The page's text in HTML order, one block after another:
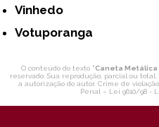
Vinhedo
Votuporanga
O conteúdo do texto "Caneta Metálica
reservado. Sua reprodução, parcial ou
a autorização do autor. Crime de
Penal – Lei 9610/98 -